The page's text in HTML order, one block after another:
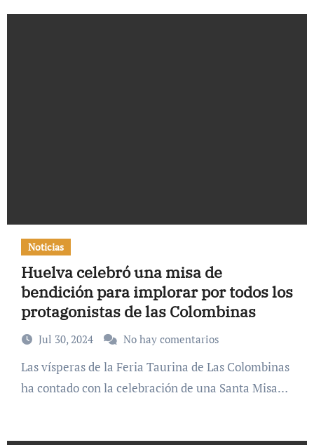
Noticias
Huelva celebró una misa de
bendición para implorar por todos los
protagonistas de las Colombinas
Jul 30, 2024 No hay comentarios
Las vísperas de la Feria Taurina de Las Colombinas
ha contado con la celebración de una Santa Misa…